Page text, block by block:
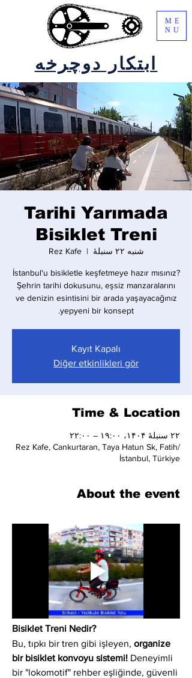
ابتکار دوچرخه
ME
NU
Tarihi Yarımada
Bisiklet Treni
شنبه ۲۲ سنبلهٔ
  |
Rez Kafe
İstanbul'u bisikletle keşfetmeye hazır mısınız?
Şehrin tarihi dokusunu, eşsiz manzaralarını
ve denizin esintisini bir arada yaşayacağınız
yepyeni bir konsept.
Kayıt Kapalı
Diğer etkinlikleri gör
Time & Location
۲۲ سنبلهٔ ۱۴۰۴، ۱۹:۰۰ – ۲۲:۰۰
Rez Kafe, Cankurtaran, Taya Hatun Sk, Fatih/
İstanbul, Türkiye
About the event
Bisiklet Treni Nedir?
Bu, tıpkı bir tren gibi işleyen, organize
bir bisiklet konvoyu sistemi! Deneyimli
bir "lokomotif" rehber eşliğinde, güvenli